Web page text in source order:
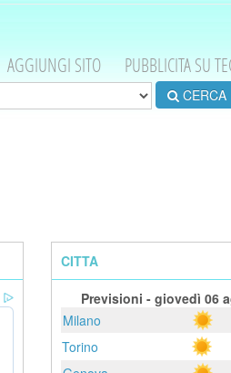
AGGIUNGI SITO PUBBLICITA SU
CERCA
CITTA
Previsioni - giovedì 06
Milano
Torino